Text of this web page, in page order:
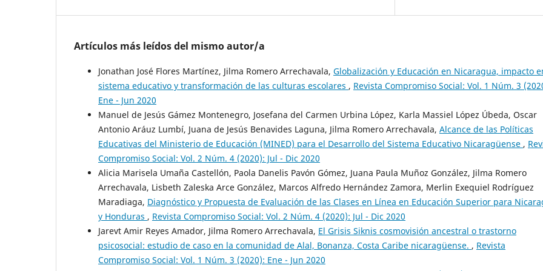
Artículos más leídos del mismo autor/a
Jonathan José Flores Martínez, Jilma Romero Arrechavala, Globalización y Educación en Nicaragua, impacto
sistema educativo y transformación de las culturas escolares , Revista Compromiso Social: Vol. 1 Núm. 3
Ene - Jun 2020
Manuel de Jesús Gámez Montenegro, Josefana del Carmen Urbina López, Karla Massiel López Úbeda, Oscar
Antonio Aráuz Lumbí, Juana de Jesús Benavides Laguna, Jilma Romero Arrechavala, Alcance de las Políticas
Educativas del Ministerio de Educación (MINED) para el Desarrollo del Sistema Educativo Nicaragüense ,
Compromiso Social: Vol. 2 Núm. 4 (2020): Jul - Dic 2020
Alicia Marisela Umaña Castellón, Paola Danelis Pavón Gómez, Juana Paula Muñoz González, Jilma Romero
Arrechavala, Lisbeth Zaleska Arce González, Marcos Alfredo Hernández Zamora, Merlin Exequiel Rodríguez
Maradiaga, Diagnóstico y Propuesta de Evaluación de las Clases en Línea en Educación Superior para
y Honduras , Revista Compromiso Social: Vol. 2 Núm. 4 (2020): Jul - Dic 2020
Jarevt Amir Reyes Amador, Jilma Romero Arrechavala, El Grisis Siknis cosmovisión ancestral o trastorno
psicosocial: estudio de caso en la comunidad de Alal, Bonanza, Costa Caribe nicaragüense. , Revista
Compromiso Social: Vol. 1 Núm. 3 (2020): Ene - Jun 2020